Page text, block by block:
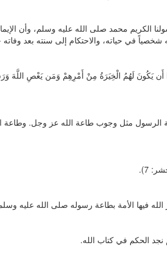
الكريم محمد صلى الله عليه وسلم، وأن
في حياته، والاحتكام إلى سنته بعد
أَن يَكُونَ لَهُمُ الْخِيَرَةُ مِنْ أَمْرِهِمْ وَمَن يَعْصِ اللَّهَ
الرسول مثل وجوب طاعة الله عز وجل. وطاعة
7).
فيها الأمة بطاعة رسوله صلى الله عليه
نجد الحكم في كتاب الله.